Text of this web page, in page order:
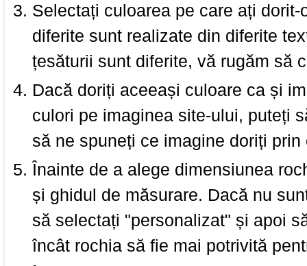
Selectați culoarea pe care ați
diferite sunt realizate din diferite
țesăturii sunt diferite, vă rugăm să
Dacă doriți aceeași culoare ca și
culori pe imaginea site-ului, puteți
să ne spuneți ce imagine doriți prin
Înainte de a alege dimensiunea
și ghidul de măsurare. Dacă nu
să selectați "personalizat" și apoi
încât rochia să fie mai potrivită